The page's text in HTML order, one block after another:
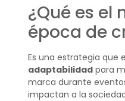
¿Qué es el
época de
Es una estrategia que
adaptabilidadpara
marca durante
impactan a la